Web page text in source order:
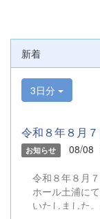
新着
3日分
お知らせ 08/08
令和８年８月
ホール土浦に
いたしました